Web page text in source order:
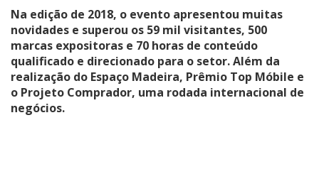
Na edição de 2018, o evento apresentou muitas
novidades e superou os 59 mil visitantes, 500
marcas expositoras e 70 horas de conteúdo
qualificado e direcionado para o setor. Além da
realização do Espaço Madeira, Prêmio Top Móbile e
o Projeto Comprador, uma rodada internacional de
negócios.